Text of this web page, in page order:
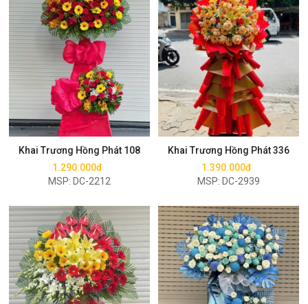
Khai Trương Hồng Phát 108
1.290.000đ
MSP: DC-2212
Mua ngay
Khai Trương Hồng Phát 336
1.390.000đ
MSP: DC-2939
Mua ngay